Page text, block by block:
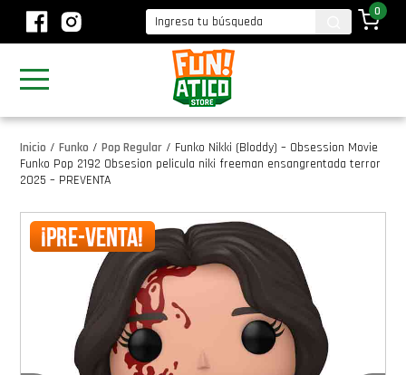
0
Inicio / Funko / Pop Regular / Funko Nikki (Bloddy) – Obsession Movie
Funko Pop 2192 Obsesion pelicula niki freeman ensangrentada terror
2025 – PREVENTA